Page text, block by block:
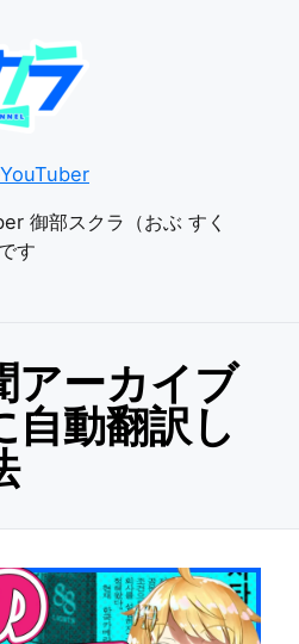
御部スクラ（おぶ すく
す
アーカイブ
自動翻訳し